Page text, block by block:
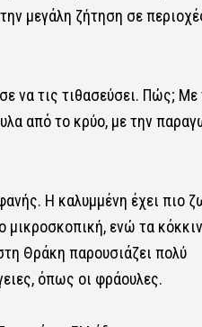
μεγάλη ζήτηση σε
να τις τιθασεύσει. Πώς; Με
από το κρύο, με την
Η καλυμμένη έχει πιο
μικροσκοπική, ενώ τα
Θράκη παρουσιάζει πολύ
όπως οι φράουλες.